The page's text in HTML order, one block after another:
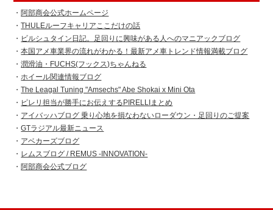
阿部商会公式ホームページ
THULEルーフキャリアここだけの話
ビルシュタイン日記。足回りに興味がある人へのマニアックブログ
本国アメ車業界の流れがわかる！最新アメ車トレンド情報満載ブログ
潤滑油・FUCHS(フックス)ちゃんねる
ホイール関連情報ブログ
The Leagal Tuning "Amsechs" Abe Shokai x Mini Ota
ピレリ担当が勝手にお伝えするPIRELLIまとめ
アイバッハブログ 乗り心地を損なわないローダウン・足回りのご提案
GTラジアル最新ニュース
アベカーズブログ
レムスブログ / REMUS -INNOVATION-
阿部商会公式ブログ